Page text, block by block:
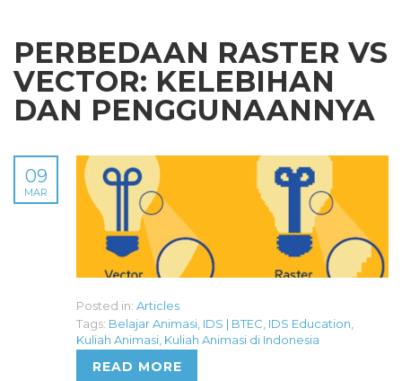
PERBEDAAN RASTER VS
VECTOR: KELEBIHAN
DAN PENGGUNAANNYA
09
MAR
Posted in: Articles
Tags: Belajar Animasi IDS | BTEC IDS Education
Kuliah Animasi Kuliah Animasi di Indonesia
READ MORE